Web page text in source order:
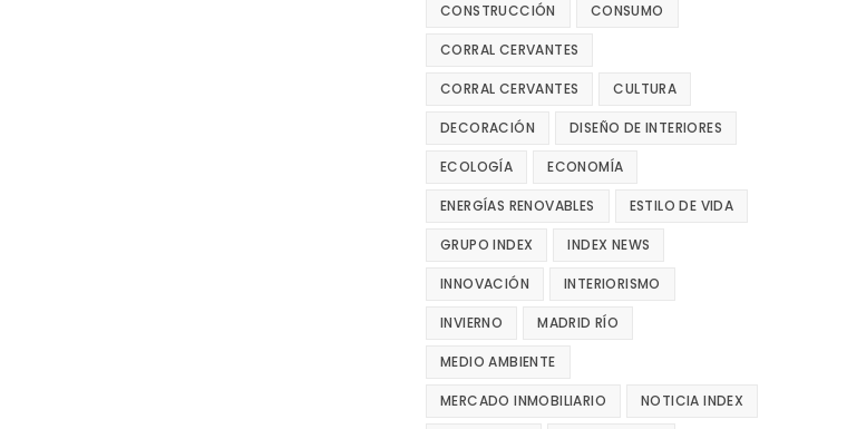
CONSTRUCCIÓN CONSUMO
CORRAL CERVANTES
CORRAL CERVANTES CULTURA
DECORACIÓN DISEÑO DE INTERIORES
ECOLOGÍA ECONOMÍA
ENERGÍAS RENOVABLES ESTILO DE VIDA
GRUPO INDEX INDEX NEWS
INNOVACIÓN INTERIORISMO
INVIERNO MADRID RÍO
MEDIO AMBIENTE
MERCADO INMOBILIARIO NOTICIA INDEX